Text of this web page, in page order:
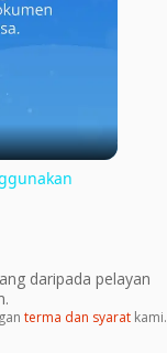
daripada pelayan
terma dan syarat kami.